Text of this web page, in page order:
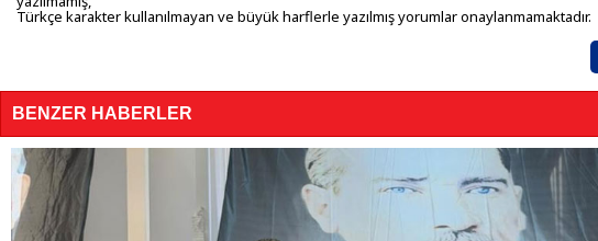
Türkçe karakter kullanılmayan ve büyük harflerle yazılmış yorumlar onaylanmamaktadır.
BENZER HABERLER